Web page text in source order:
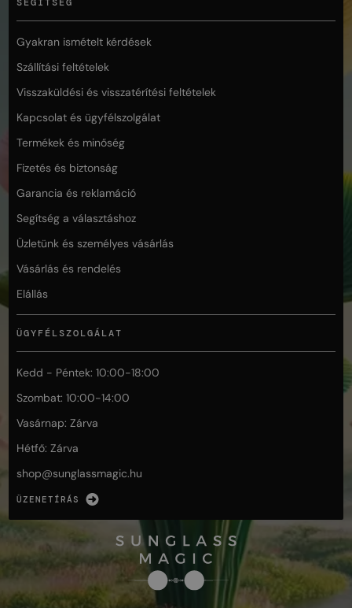
Gyakran ismételt kérdések
Szállítási feltételek
Visszaküldési és visszatérítési feltételek
Kapcsolat és ügyfélszolgálat
Termékek és minőség
Fizetés és biztonság
Garancia és reklamáció
Segítség a választáshoz
Üzletünk és személyes vásárlás
Vásárlás és rendelés
Elállás
ÜGYFÉLSZOLGÁLAT
Kedd - Péntek: 10:00-18:00
Szombat: 10:00-14:00
Vasárnap: Zárva
Hétfő: Zárva
shop@sunglassmagic.hu
ÜZENETÍRÁS